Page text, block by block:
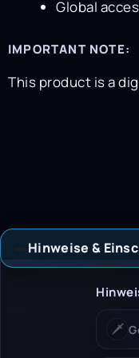
Global
IMPORTANT NOTE:
This product is a
Hinweise &
🗡️